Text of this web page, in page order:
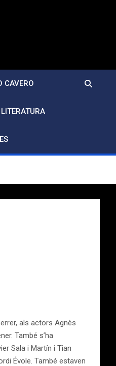
CAVERO
LITERATURA
als actors Agnès
També s’ha
Sala i Martín i Tian
Évole. També estaven